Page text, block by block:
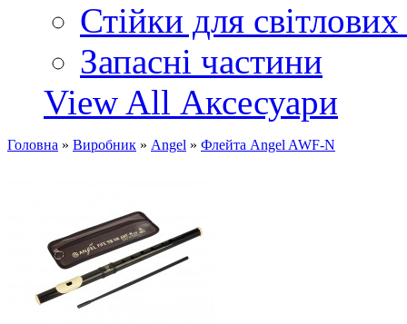
Стійки для
Запасні частини
View All Аксесуари
Головна » Виробник » Angel » Флейта Angel AWF-N